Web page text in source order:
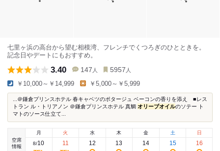
七里ヶ浜の高台から望む相模湾、フレンチでくつろぎのひとときを。
記念日やデートにもおすすめ。
3.40 147 人 5957 人
￥10,000～￥14,999 ￥5,000～￥5,999
...＠鎌倉プリンスホテル 春キャベツのポタージュ ベーコンの香りを添え ■レス
トラン ル・トリアノン ＠鎌倉プリンスホテル 真鯛 オリーブオイルのソテー ト
マトのソース仕立て...
空席
情報
月
8/10
火
11
水
12
木
13
金
14
土
15
日
16